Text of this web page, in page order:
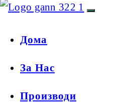
Дома
За Нас
Производи